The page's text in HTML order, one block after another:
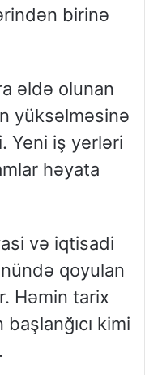
birinə
əldə olunan
yüksəlməsinə
Yeni iş yerləri
həyata
və iqtisadi
qoyulan
Həmin tarix
kimi